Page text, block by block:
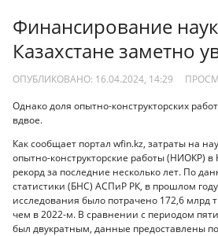
Финансирование
Казахстане заметно
ОПУБЛИКОВАНО: 16.04.2024, 14:29
Однако доля опытно-конструкторских
вдвое.
Как сообщает портал wfin.kz, затраты на
опытно-конструкторские работы (НИОКР) в
рекорд за последние несколько лет. По
статистики (БНС) АСПиР РК, в прошлом
исследования было потрачено 172,6 млрд
чем в 2022-м. В сравнении с периодом
был двукратным, данные предоставлены